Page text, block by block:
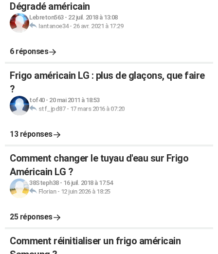
Dégradé américain
Lebreton563- 22 juil. 2018 à 13:08
Iantanoe34- 26 avr. 2021 à 17:29
6 réponses
Frigo américain LG : plus de glaçons, que faire
?
tof40- 20 mai 2011 à 18:53
stf_jpd87- 17 mars 2016 à 07:20
13 réponses
Comment changer le tuyau d'eau sur Frigo
Américain LG ?
38Steph38- 16 juil. 2018 à 17:54
Florian- 12 juin 2026 à 18:25
25 réponses
Comment réinitialiser un frigo américain